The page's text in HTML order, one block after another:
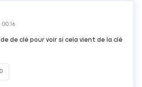
00:16
de clé pour voir si cela vient de la clé
0